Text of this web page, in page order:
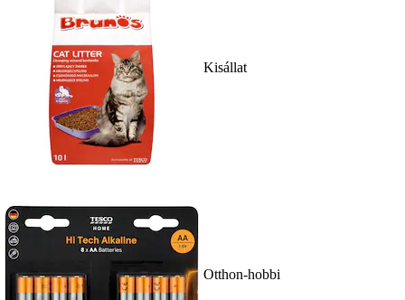
Kisállat
Otthon-hobbi